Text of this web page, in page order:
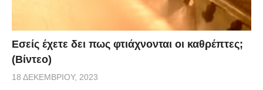
Εσείς έχετε δει πως φτιάχνονται οι καθρέπτες;
(Βίντεο)
18 ΔΕΚΕΜΒΡΊΟΥ, 2023